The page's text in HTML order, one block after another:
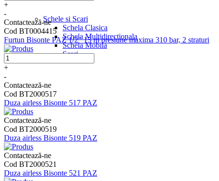
Schele si Scari
Schela Clasica
Schela Multidirectionala
Schela Mobila
Scari
+
-
Contactează-ne
Cod BT0004415
Furtun Bisonte PAZ 1/2" 15 m presiune maxima 310 bar, 2 straturi
+
-
Contactează-ne
Cod BT2000517
Duza airless Bisonte 517 PAZ
Contactează-ne
Cod BT2000519
Duza airless Bisonte 519 PAZ
Contactează-ne
Cod BT2000521
Duza airless Bisonte 521 PAZ